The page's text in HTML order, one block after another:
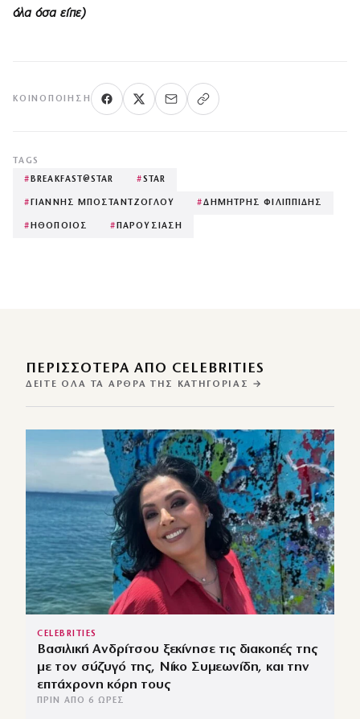
όλα όσα είπε)
ΚΟΙΝΟΠΟΊΗΣΗ
TAGS
# BREAKFAST@STAR #STAR
# ΓΙΑΝΝΗΣ ΜΠΟΣΤΑΝΤΖΟΓΛΟΥ #ΔΗΜΗΤΡΗΣ ΦΙΛΙΠΠΙΔΗΣ
# ΗΘΟΠΟΙΟΣ # ΠΑΡΟΥΣΙΑΣΗ
ΠΕΡΙΣΣΌΤΕΡΑ ΑΠΌ CELEBRITIES
ΔΕΊΤΕ ΌΛΑ ΤΑ ΆΡΘΡΑ ΤΗΣ ΚΑΤΗΓΟΡΊΑΣ →
CELEBRITIES
Βασιλική Ανδρίτσου ξεκίνησε τις διακοπές της
με τον σύζυγό της, Νίκο Συμεωνίδη, και την
επτάχρονη κόρη τους
ΠΡΙΝ ΑΠΌ 6 ΏΡΕΣ